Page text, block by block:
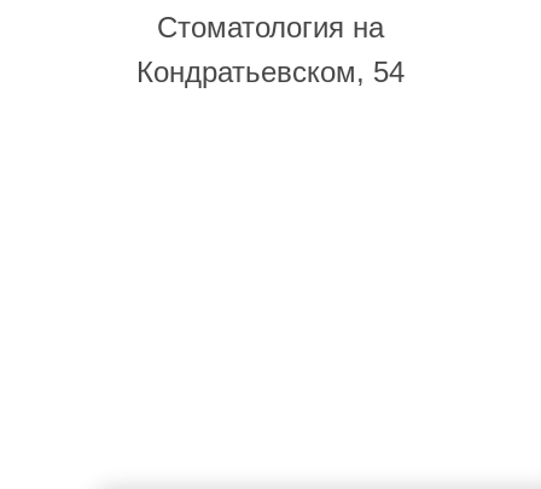
Стоматология на
Кондратьевском, 54